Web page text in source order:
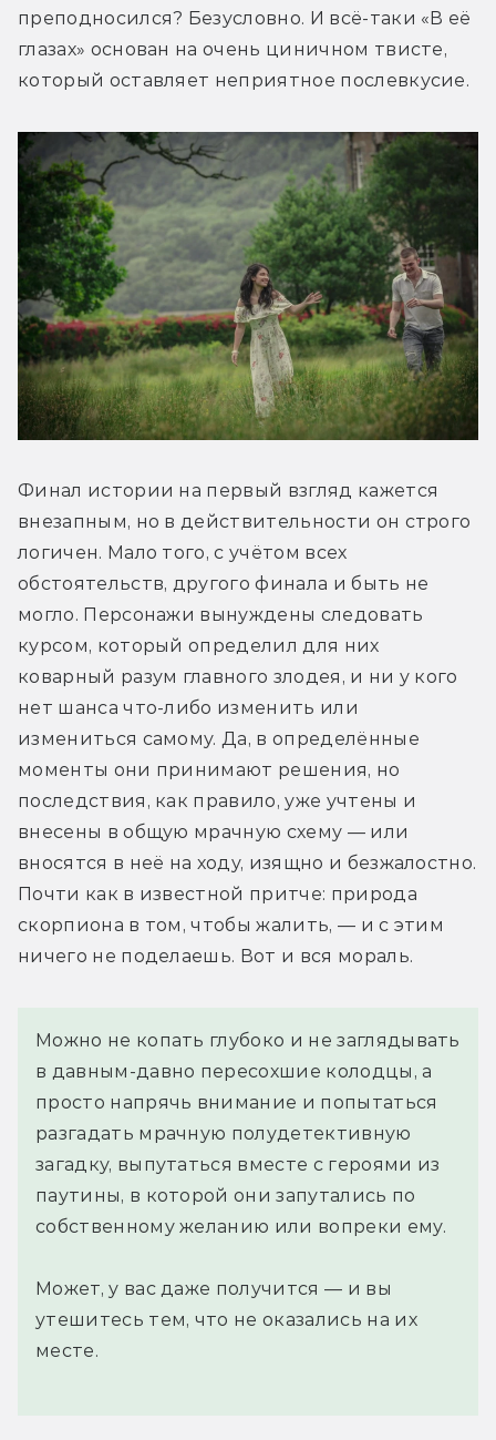
преподносился? Безусловно. И всё-таки «В её
глазах» основан на очень циничном твисте,
который оставляет неприятное послевкусие.
Финал истории на первый взгляд кажется
внезапным, но в действительности он строго
логичен. Мало того, с учётом всех
обстоятельств, другого финала и быть не
могло. Персонажи вынуждены следовать
курсом, который определил для них
коварный разум главного злодея, и ни у кого
нет шанса что-либо изменить или
измениться самому. Да, в определённые
моменты они принимают решения, но
последствия, как правило, уже учтены и
внесены в общую мрачную схему — или
вносятся в неё на ходу, изящно и безжалостно.
Почти как в известной притче: природа
скорпиона в том, чтобы жалить, — и с этим
ничего не поделаешь. Вот и вся мораль.
Можно не копать глубоко и не заглядывать
в давным-давно пересохшие колодцы, а
просто напрячь внимание и попытаться
разгадать мрачную полудетективную
загадку, выпутаться вместе с героями из
паутины, в которой они запутались по
собственному желанию или вопреки ему.
Может, у вас даже получится — и вы
утешитесь тем, что не оказались на их
месте.